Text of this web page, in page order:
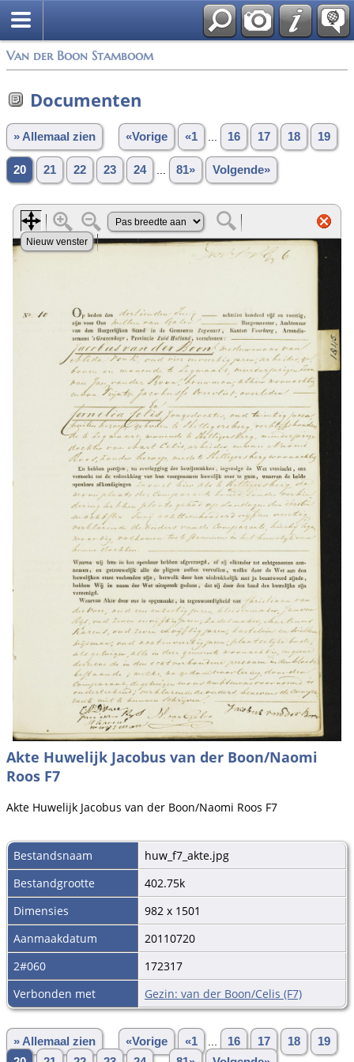
Van der Boon Stamboom
Documenten
» Allemaal zien «Vorige «1 16 17 18 19
20 21 22 23 24 81» Volgende»
Akte Huwelijk Jacobus van der Boon/Naomi
Roos F7
Akte Huwelijk Jacobus van der Boon/Naomi Roos F7
Bestandsnaam
huw_f7_akte.jpg
Bestandgrootte
402.75k
Dimensies
982 x 1501
Aanmaakdatum
20110720
2#060
172317
Verbonden met
Gezin: van der Boon/Celis (F7)
» Allemaal zien «Vorige «1 16 17 18
19